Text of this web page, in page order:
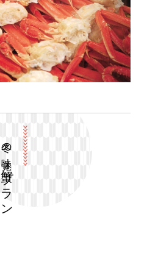
冬の味覚
蟹プラン